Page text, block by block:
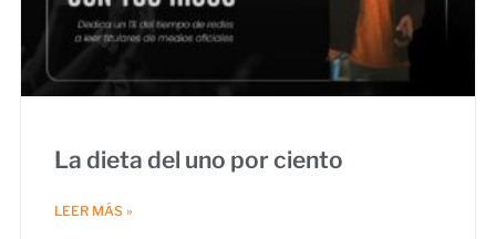
La dieta del uno por ciento
LEER MÁS »